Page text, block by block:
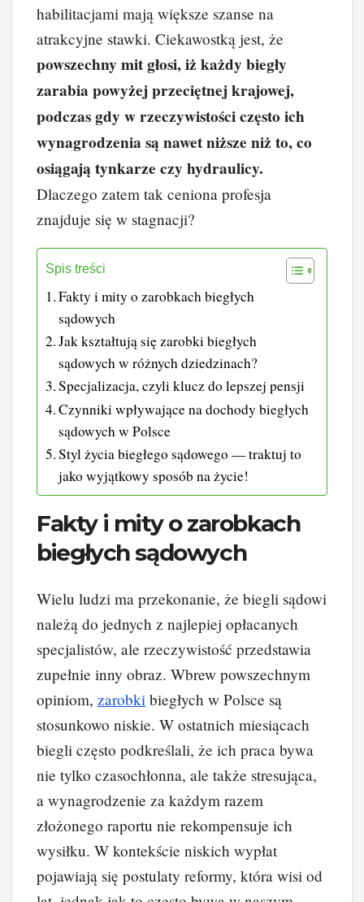
habilitacjami mają większe szanse na
atrakcyjne stawki. Ciekawostką jest, że
powszechny mit głosi, iż każdy biegły
zarabia powyżej przeciętnej krajowej,
podczas gdy w rzeczywistości często ich
wynagrodzenia są nawet niższe niż to, co
osiągają tynkarze czy hydraulicy.
Dlaczego zatem tak ceniona profesja
znajduje się w stagnacji?
Spis treści
Fakty i mity o zarobkach biegłych
sądowych
Jak kształtują się zarobki biegłych
sądowych w różnych dziedzinach?
Specjalizacja, czyli klucz do lepszej pensji
Czynniki wpływające na dochody biegłych
sądowych w Polsce
Styl życia biegłego sądowego — traktuj to
jako wyjątkowy sposób na życie!
Fakty i mity o zarobkach
biegłych sądowych
Wielu ludzi ma przekonanie, że biegli sądowi
należą do jednych z najlepiej opłacanych
specjalistów, ale rzeczywistość przedstawia
zupełnie inny obraz. Wbrew powszechnym
opiniom, zarobki biegłych w Polsce są
stosunkowo niskie. W ostatnich miesiącach
biegli często podkreślali, że ich praca bywa
nie tylko czasochłonna, ale także stresująca,
a wynagrodzenie za każdym razem
złożonego raportu nie rekompensuje ich
wysiłku. W kontekście niskich wypłat
pojawiają się postulaty reformy, która wisi od